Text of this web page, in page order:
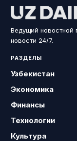
Ведущий новостной
новости 24/7.
РАЗДЕЛЫ
Узбекистан
Экономика
Финансы
Технологии
Культура